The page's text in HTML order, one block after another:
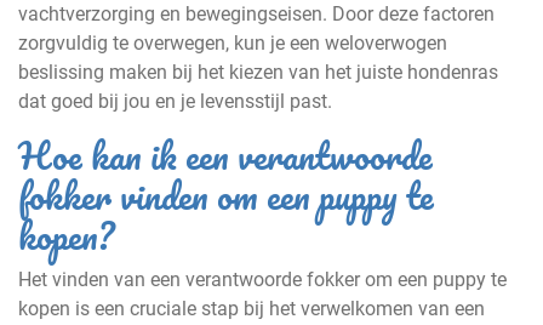
vachtverzorging en bewegingseisen. Door deze factoren
zorgvuldig te overwegen, kun je een weloverwogen
beslissing maken bij het kiezen van het juiste hondenras
dat goed bij jou en je levensstijl past.
Hoe kan ik een verantwoorde
fokker vinden om een puppy te
kopen?
Het vinden van een verantwoorde fokker om een puppy te
kopen is een cruciale stap bij het verwelkomen van een